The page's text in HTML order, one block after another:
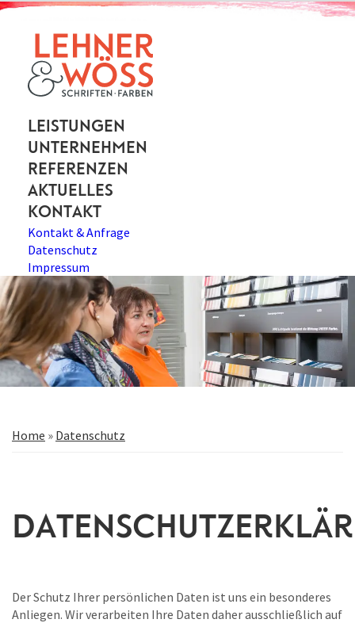
Leistungen
Unternehmen
Referenzen
Aktuelles
Kontakt
Kontakt & Anfrage
Datenschutz
Impressum
Home » Datenschutz
Der Schutz Ihrer persönlichen Daten ist uns ein besonderes
Anliegen. Wir verarbeiten Ihre Daten daher ausschließlich auf